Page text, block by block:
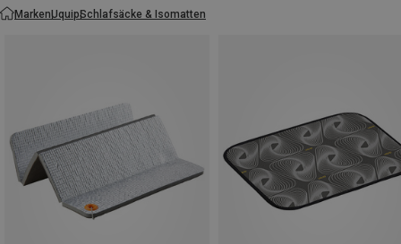
MarkenUquipSchlafsäcke & Isomatten